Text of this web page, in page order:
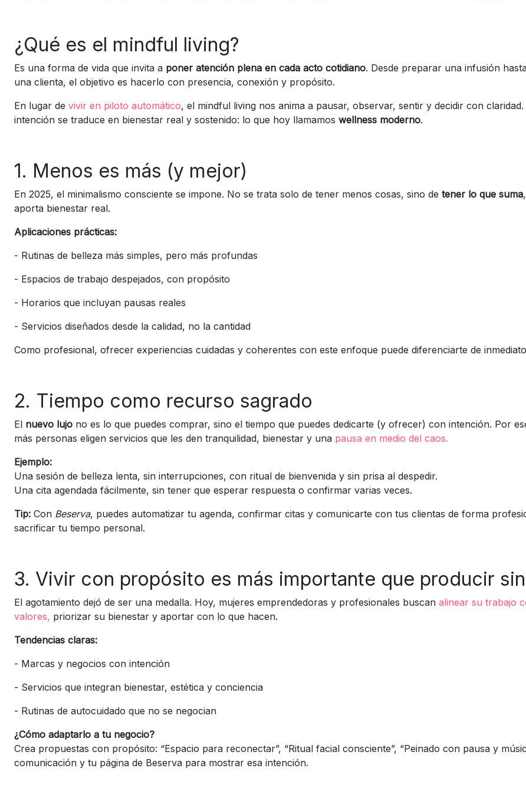
¿Qué es el mindful living?
Es una forma de vida que invita a poner atención plena en cada acto cotidiano. Desde preparar una infusión
una clienta, el objetivo es hacerlo con presencia, conexión y propósito.
En lugar de vivir en piloto automático, el mindful living nos anima a pausar, observar, sentir y decidir con claridad.
intención se traduce en bienestar real y sostenido: lo que hoy llamamos wellness moderno.
1. Menos es más (y mejor)
En 2025, el minimalismo consciente se impone. No se trata solo de tener menos cosas, sino de tener lo que suma
aporta bienestar real.
Aplicaciones prácticas:
- Rutinas de belleza más simples, pero más profundas
- Espacios de trabajo despejados, con propósito
- Horarios que incluyan pausas reales
- Servicios diseñados desde la calidad, no la cantidad
Como profesional, ofrecer experiencias cuidadas y coherentes con este enfoque puede diferenciarte de
2. Tiempo como recurso sagrado
El nuevo lujo no es lo que puedes comprar, sino el tiempo que puedes dedicarte (y ofrecer) con intención. Por
más personas eligen servicios que les den tranquilidad, bienestar y una pausa en medio del caos.
Ejemplo:
Una sesión de belleza lenta, sin interrupciones, con ritual de bienvenida y sin prisa al despedir.
Una cita agendada fácilmente, sin tener que esperar respuesta o confirmar varias veces.
Tip: Con Beserva, puedes automatizar tu agenda, confirmar citas y comunicarte con tus clientas de forma
sacrificar tu tiempo personal.
3. Vivir con propósito es más importante que producir
El agotamiento dejó de ser una medalla. Hoy, mujeres emprendedoras y profesionales buscan alinear su trabajo
valores, priorizar su bienestar y aportar con lo que hacen.
Tendencias claras:
- Marcas y negocios con intención
- Servicios que integran bienestar, estética y conciencia
- Rutinas de autocuidado que no se negocian
¿Cómo adaptarlo a tu negocio?
Crea propuestas con propósito: “Espacio para reconectar”, “Ritual facial consciente”, “Peinado con pausa y
comunicación y tu página de Beserva para mostrar esa intención.